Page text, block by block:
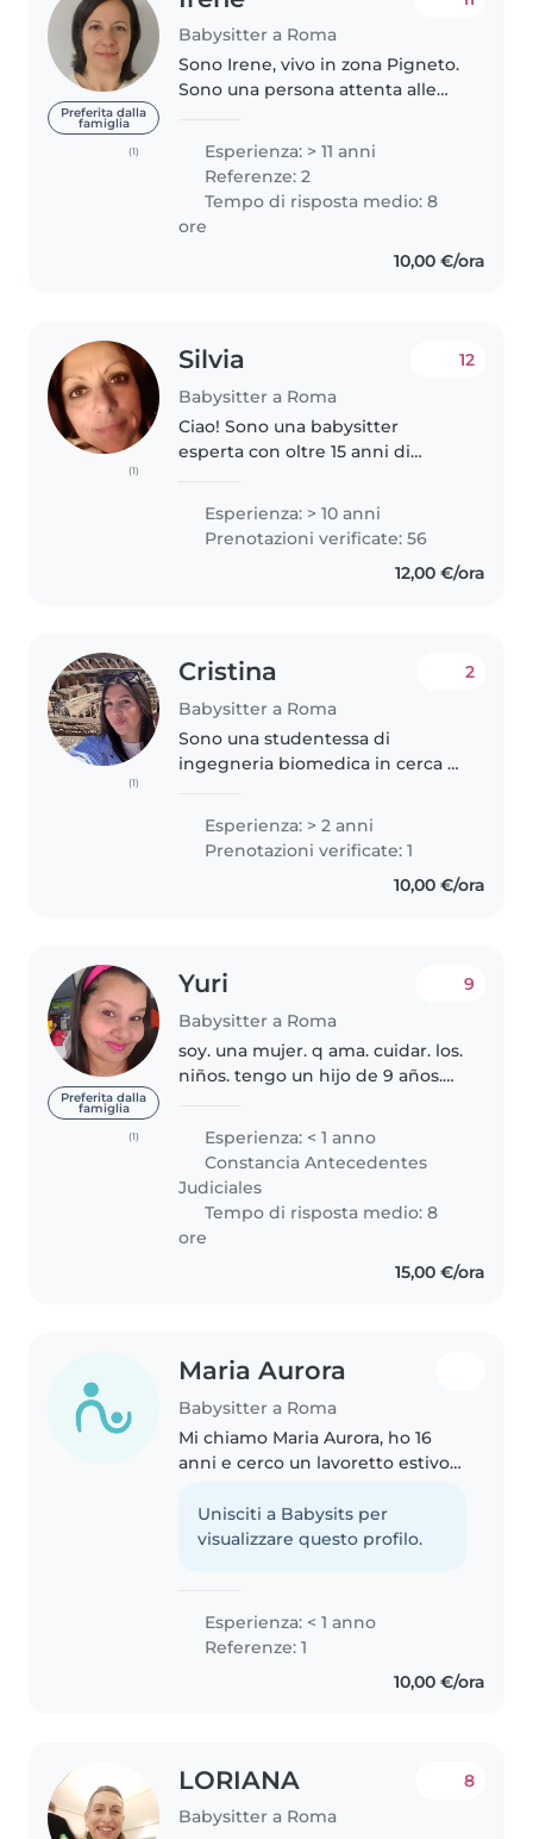
Preferita dalla
famiglia
(1)
Babysitter a Roma
Sono Irene, vivo in zona Pigneto.
Sono una persona attenta alle
da Settembre 2026. Disponibile
le mattine con i bimbi, rispetto
alle loro abitudini,..
Esperienza: > 11 anni
Referenze: 2
Tempo di risposta medio: 8
ore
10,00 €/ora
(1)
Silvia
Babysitter a Roma
12
Ciao! Sono una babysitter
esperta con oltre 15 anni di
cura di neonati. Sono
madrelingua italiana,, ma parlo
anche inglese, francese e
Esperienza: > 10 anni
Prenotazioni verificate: 56
12,00 €/ora
(1)
Cristina
Babysitter a Roma
2
Sono una studentessa di
ingegneria biomedica in cerca di
anni di esperienza lavorando sia
come babysitter , che aiuto
compiti ma anche animatrice ,..
Esperienza: > 2 anni
Prenotazioni verificate: 1
10,00 €/ora
Preferita dalla
famiglia
(1)
Yuri
Babysitter a Roma
9
soy. una mujer. q ama. cuidar. los.
niños. tengo un hijo de 9 años.
me encanta hacer. mi trabajo.
con mucho amor. por. lo. q
tengo. en mi corazón es..
Esperienza: < 1 anno
Constancia Antecedentes
Judiciales
Tempo di risposta medio: 8
ore
15,00 €/ora
Maria Aurora
Babysitter a Roma
Mi chiamo Maria Aurora, ho 16
anni e cerco un lavoretto estivo
una famiglia numerosa, perciò
ho sempre avuto esperienza con
Unisciti a Babysits per
visualizzare questo profilo.
Esperienza: < 1 anno
Referenze: 1
10,00 €/ora
LORIANA
Babysitter a Roma
8